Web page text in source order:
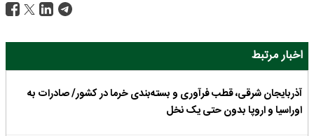
اخبار مرتبط
آذربایجان شرقی، قطب فرآوری و بسته‌بندی خرما در کشور/ صادرات به
اوراسیا و اروپا بدون حتی یک نخل